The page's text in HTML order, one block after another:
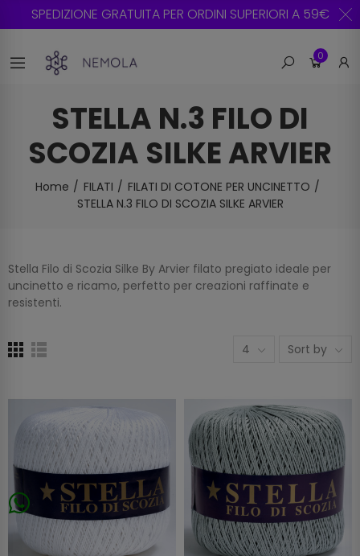
SPEDIZIONE GRATUITA PER ORDINI SUPERIORI A 59€
0
STELLA N.3 FILO DI
SCOZIA SILKE ARVIER
Home FILATI
FILATI DI COTONE PER UNCINETTO
STELLA N.3 FILO DI SCOZIA SILKE ARVIER
Stella Filo di Scozia Silke By Arvier filato pregiato ideale per
uncinetto e ricamo, perfetto per creazioni raffinate e
resistenti.
4 Sort by